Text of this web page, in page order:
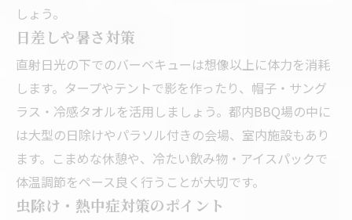
しょう。
日差しや暑さ対策
直射日光の下でのバーベキューは想像以上に体力を消耗
します。タープやテントで影を作ったり、帽子・サング
ラス・冷感タオルを活用しましょう。都内BBQ場の中に
は大型の日除けやパラソル付きの会場、室内施設もあり
ます。こまめな休憩や、冷たい飲み物・アイスパックで
体温調節をペース良く行うことが大切です。
虫除け・熱中症対策のポイント